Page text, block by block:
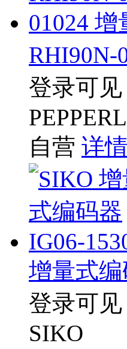
RHI90N-
登录可见
自营 详情
增量式编
登录可见
SIKO